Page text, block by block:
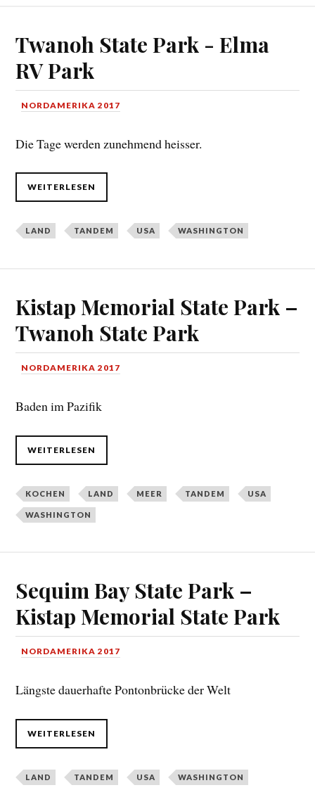
Twanoh State Park - Elma
RV Park
NORDAMERIKA 2017
Die Tage werden zunehmend heisser.
WEITERLESEN
LAND TANDEM USA WASHINGTON
Kistap Memorial State Park –
Twanoh State Park
NORDAMERIKA 2017
Baden im Pazifik
WEITERLESEN
KOCHEN LAND MEER TANDEM USA
WASHINGTON
Sequim Bay State Park –
Kistap Memorial State Park
NORDAMERIKA 2017
Längste dauerhafte Pontonbrücke der Welt
WEITERLESEN
LAND TANDEM USA WASHINGTON